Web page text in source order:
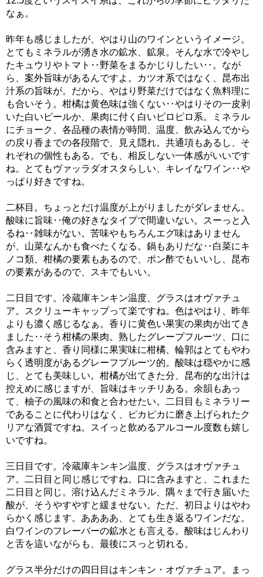
なぁ。
昨年も感じましたが、やはり山のワインというイメージ。
とてもミネラルが湧き水の鉱水、鉱泉。そんな水で冷やし
たキュウリやトマト‥野菜をまるかじりしたい‥。なが
ら、案外旨味があるんですよ。カツオ系ではなく、昆布出
汁系の旨味が。だから、やはり野菜だけではなく魚料理に
も合いそう。柑橘は黄色味は強くない‥やはりその一皮剥
いた白いピールか、果肉に付く白いピロピロ系。ミネラル
にチョーク、各品種の表情が時間、温度、飲み込んでから
の戻り香までの各段階で、見え隠れ。共通項もあるし、そ
れぞれの個性もある。でも、相反しない一体感がいいです
ね。とてもヴァッラダオスタらしい、キレイなワイン‥や
っぱり好きですね。
二杯目。ちょっとだけ温度が上がりましたがダレません。
酸味に旨味‥俺の好きなタイプで間違いない。スーっと入
るね‥雑味がない。苦味やもちろんエグ味はありません
が、山菜なんかも食べたくなる。鍋もありだな‥白菜にキ
ノコ類、柑橘の要素もあるので、ポン酢でもいいし、昆布
の要素があるので、スキでもいい。
二日目です。冷蔵庫キンキン温度、グラスはオヴァチュ
ア。スクリューキャップって楽ですね。色はやはり、昨年
よりも濃く感じるなぁ。香りに黄色い果実の果肉が出てき
ました‥そう柑橘の果肉。熟したグレープフルーツ、口に
含みますと、香り同様に果実味に柑橘、輪郭はとてもやわ
らく透明度があるグレーフプルーツ的。酸味は穏やかに感
じ、とても美味しい。柑橘が出てきた分、昆布的な出汁は
控えめに感じますが、旨味はキッチリある。余韻もあっ
て、柚子の風味の和食と合わせたい。二日目もミネラリー
であることに代わりはなく、ピカピカに磨き上げられたク
リアな酒質ですね。スイっと飲めるアルコール度数も嬉し
いですね。
三日目です。冷蔵庫キンキン温度、グラスはオヴァチュ
ア。二日目と同じ感じですね。口に含みますと、これまた
二日目と同じ。溶け込んだミネラル、隅々まで行き届いた
酸が、そうやすやすと緩ませない。ただ、初日よりはやわ
らかく感じます。ああああ、とても生き返るワインだな。
白ワインのフレーバーの鉱水とも言える。酸味はじんわり
と舌を這いながらも、最後にスっと切れる。
グラス半分だけの四日目はキンキン・オヴァチュア。まっ